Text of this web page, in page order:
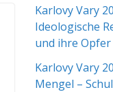
Karlovy Vary
Ideologische
und ihre Opfer
Karlovy Vary
Mengel –